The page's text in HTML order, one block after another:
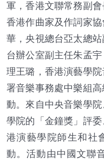
軍，香港文聯常務副
香港作曲家及作詞家
華，央視總台亞太總
台辦公室副主任朱孟
理王璐，香港演藝學
署音樂事務處中樂組
動。來自中央音樂學
學院的「金鐘獎」評
港演藝學院師生和社
動。活動由中國文聯